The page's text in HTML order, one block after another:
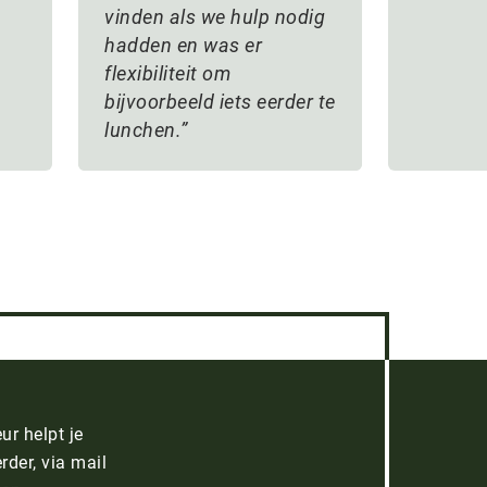
vinden als we hulp nodig
hadden en was er
flexibiliteit om
bijvoorbeeld iets eerder te
lunchen.
helpt je
via mail